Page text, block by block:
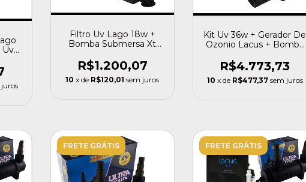
Uv
Filtro Uv Lago 18w +
Bomba Submersa Xt
R$1.200,07
10 x de R$120,01 sem juros
Kit Uv 36w + Gerador De
Ozonio Lacus + Bomba
R$4.773,73
10 x de R$477,37 sem juros
FRETE GRÁTIS FRETE GRÁTIS